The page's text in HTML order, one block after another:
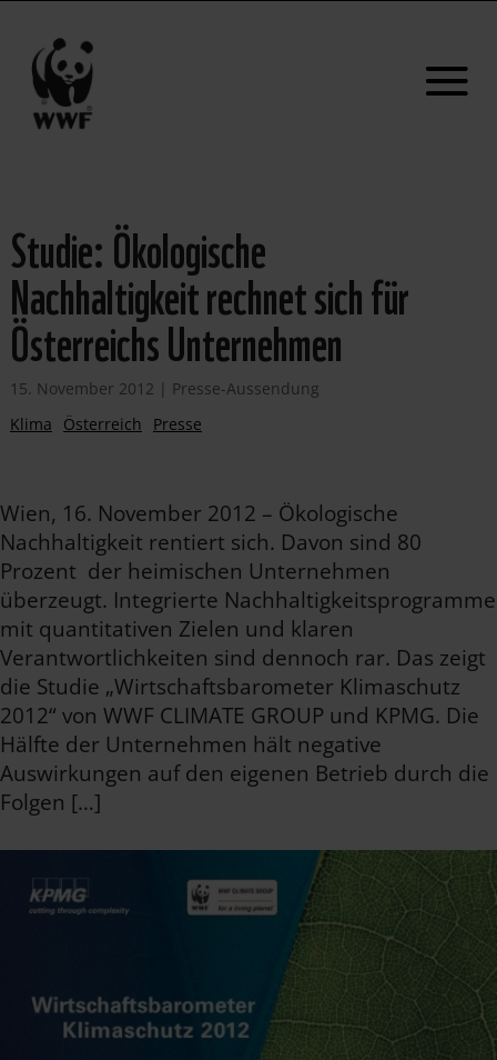
Studie: Ökologische
Nachhaltigkeit rechnet sich für
Österreichs Unternehmen
15. November 2012 | Presse-Aussendung
Klima
Österreich Presse
Wien, 16. November 2012 – Ökologische
Nachhaltigkeit rentiert sich. Davon sind 80
Prozent der heimischen Unternehmen
überzeugt. Integrierte Nachhaltigkeitsprogramme
mit quantitativen Zielen und klaren
Verantwortlichkeiten sind dennoch rar. Das zeigt
die Studie „Wirtschaftsbarometer Klimaschutz
2012“ von WWF CLIMATE GROUP und KPMG. Die
Hälfte der Unternehmen hält negative
Auswirkungen auf den eigenen Betrieb durch die
Folgen […]